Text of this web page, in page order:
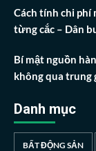
Cách tính chi phí
từng cắc – Dân
Bí mật nguồn
không qua trung
Danh mục
BẤT ĐỘNG SẢN